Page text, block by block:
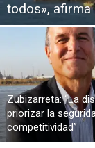
todos», afirma
Zubizarreta: “La
priorizar la
competitividad”